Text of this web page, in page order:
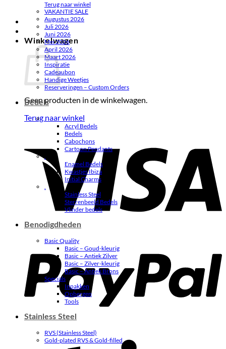
Terug naar winkel
Winkelwagen
Geen producten in de winkelwagen.
Terug naar winkel
VAKANTIE SALE
Augustus 2026
Juli 2026
Juni 2026
Mei 2026
April 2026
Maart 2026
Inspiratie
Cadeaubon
Handige Weetjes
Reserveringen – Custom Orders
Bedels
.
Acryl Bedels
Bedels
Cabochons
Cartoon Pendants
.
Enamel Bedels
Kwastjes Ibiza
Initial Charms
.
Stainless Steel
Sterrenbeeld Bedels
Vlinder bedels
Benodigdheden
Basic Quality
Basic – Goud-kleurig
Basic – Antiek Zilver
Basic – Zilver-kleurig
Basic – Antiek Brons
Specials
Inpakken
Opbergen
Tools
Stainless Steel
RVS (Stainless Steel)
Gold-plated RVS & Gold-filled